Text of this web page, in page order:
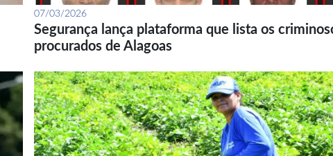
07/03/2026
Segurança lança plataforma que lista os
procurados de Alagoas